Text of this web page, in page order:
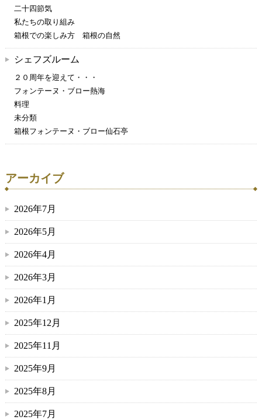
二十四節気
私たちの取り組み
箱根での楽しみ方 箱根の自然
シェフズルーム
２０周年を迎えて・・・
フォンテーヌ・ブロー熱海
料理
未分類
箱根フォンテーヌ・ブロー仙石亭
アーカイブ
2026年7月
2026年5月
2026年4月
2026年3月
2026年1月
2025年12月
2025年11月
2025年9月
2025年8月
2025年7月